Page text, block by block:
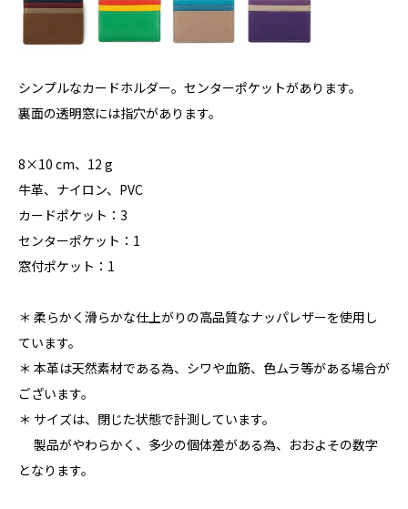
シンプルなカードホルダー。センターポケットがあります。
裏面の透明窓には指穴があります。
8×10 cm、12 g
牛革、ナイロン、PVC
カードポケット：3
センターポケット：1
窓付ポケット：1
＊ 柔らかく滑らかな仕上がりの高品質なナッパレザーを使用し
ています。
＊ 本革は天然素材である為、シワや血筋、色ムラ等がある場合が
ございます。
＊ サイズは、閉じた状態で計測しています。
製品がやわらかく、多少の個体差がある為、おおよその数字
となります。